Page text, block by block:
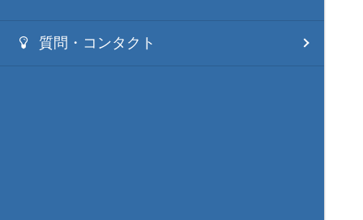
質問・コンタクト